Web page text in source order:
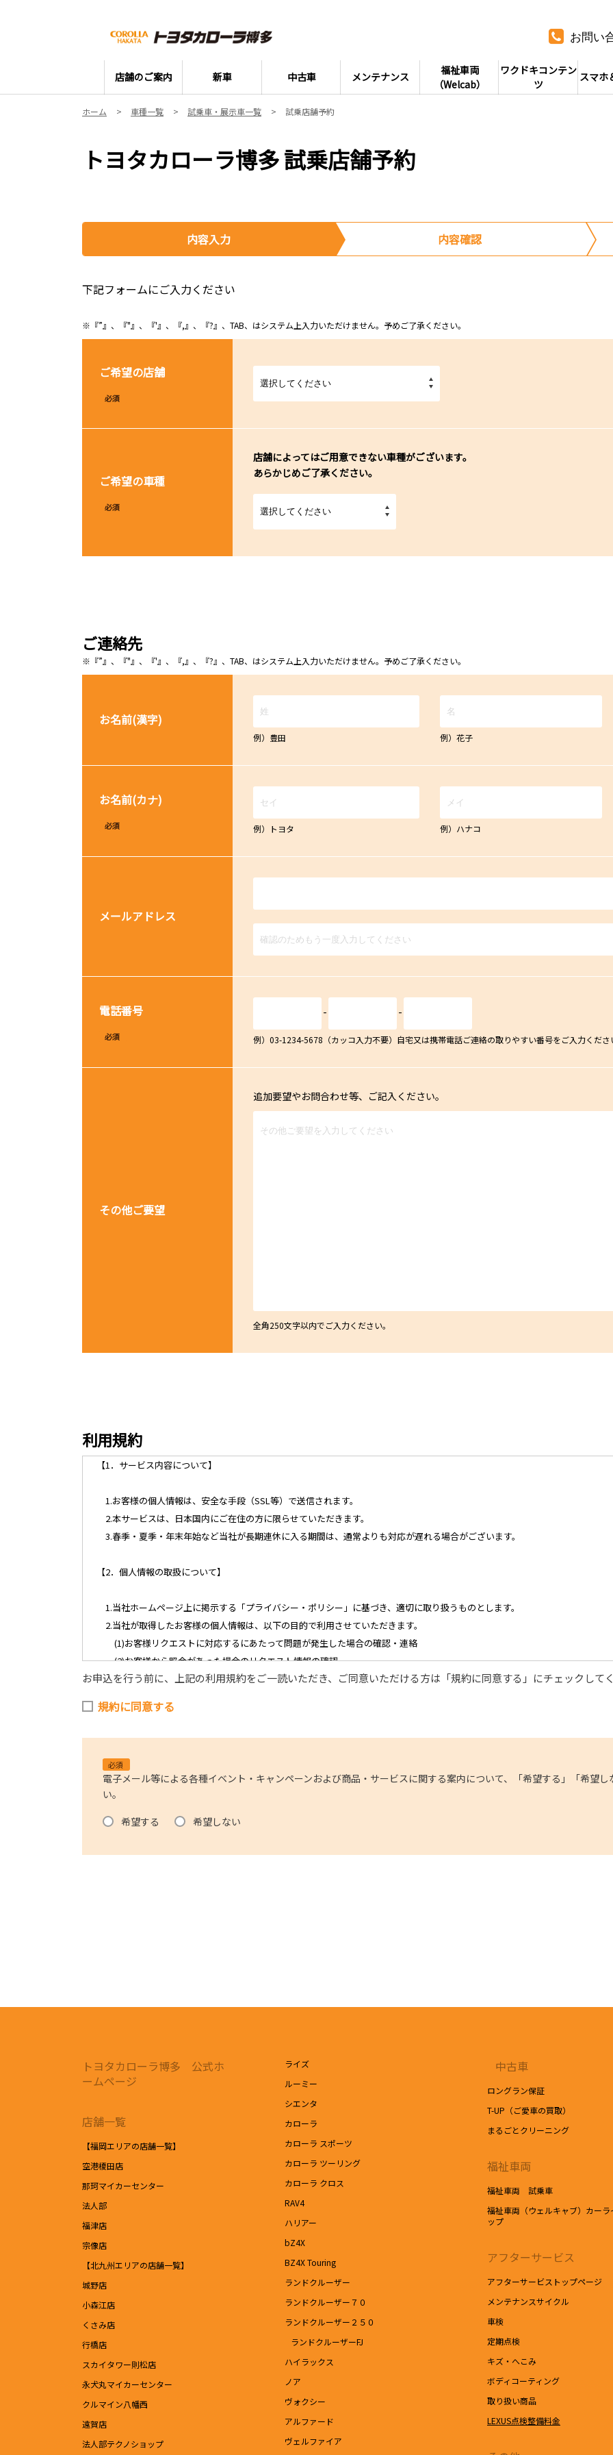
お問い
店舗のご案内 新車 中古車 メンテナンス
福祉車両
（Welcab）
ワクドキコンテン
ツ
スマホ
ホーム 車種一覧 試乗車・展示車一覧 試乗店舗予約
トヨタカローラ博多 試乗店舗予約
内容入力 内容確認
下記フォームにご入力ください
※『”』、『"』、『'』、『,』、『?』、TAB、はシステム上入力いただけません。予めご了承ください。
ご希望の店舗
必須
ご希望の車種
必須
店舗によってはご用意できない車種がございます。
あらかじめご了承ください。
ご連絡先
※『”』、『"』、『'』、『,』、『?』、TAB、はシステム上入力いただけません。予めご了承ください。
お名前(漢字)
例）豊田 例）花子
お名前(カナ)
必須 例）トヨタ 例）ハナコ
メールアドレス
電話番号
必須
- -
例）03-1234-5678（カッコ入力不要）自宅又は携帯電話ご連絡の取りやすい番号をご入力くださ
その他ご要望
追加要望やお問合わせ等、ご記入ください。
全角250文字以内でご入力ください。
利用規約
【1．サービス内容について】
1.お客様の個人情報は、安全な手段（SSL等）で送信されます。
2.本サービスは、日本国内にご在住の方に限らせていただきます。
3.春季・夏季・年末年始など当社が長期連休に入る期間は、通常よりも対応が遅れる場合がございます。
【2．個人情報の取扱について】
1.当社ホームページ上に掲示する「プライバシー・ポリシー」に基づき、適切に取り扱うものとします。
2.当社が取得したお客様の個人情報は、以下の目的で利用させていただきます。
(1)お客様リクエストに対応するにあたって問題が発生した場合の確認・連絡
(2)お客様から照会があった場合のリクエスト情報の確認
(3)お客様に不利益を与えないために行う、お客様に対する迅速なご連絡（電子メール、電話、郵送によるご連絡）
(5)商品の企画・開発あるいはお客様満足向上策などの検討のためのお客様アンケート調査の実施
1.当社の推奨するインターネット環境にてお申込みをお願いします。推奨以外の環境によって発生した情報の不備や
それに伴う連絡の不徹底については責任を負いかねますので、あらかじめご了承ください。
なお、不具合の生じたデータについてはお客様にお断り無く削除させていただく場合がございます。
※推奨環境についてはTOYOTAメーカーサイト「ご利用にあたって」を参照ください。
お申込を行う前に、上記の利用規約をご一読いただき、ご同意いただける方は「規約に同意する」にチェックして
規約に同意する
必須
電子メール等による各種イベント・キャンペーンおよび商品・サービスに関する案内について、「希望する」「希望
い。
希望する
希望しない
トヨタカローラ博多 公式ホ
ームページ
店舗一覧
【福岡エリアの店舗一覧】
空港榎田店
那珂マイカーセンター
法人部
福津店
宗像店
【北九州エリアの店舗一覧】
城野店
小森江店
くさみ店
行橋店
スカイタワー則松店
永犬丸マイカーセンター
クルマイン八幡西
遠賀店
法人部テクノショップ
ライズ
ルーミー
シエンタ
カローラ
カローラ スポーツ
カローラ ツーリング
カローラ クロス
RAV4
ハリアー
bZ4X
BZ4X Touring
ランドクルーザー
ランドクルーザー７０
ランドクルーザー２５０
ランドクルーザーFJ
ハイラックス
ノア
ヴォクシー
アルファード
ヴェルファイア
中古車
ロングラン保証
T-UP（ご愛車の買取）
まるごとクリーニング
福祉車両
福祉車両 試乗車
福祉車両（ウェルキャブ）カーラ
ップ
アフターサービス
アフターサービストップページ
メンテナンスサイクル
車検
定期点検
キズ・へこみ
ボディコーティング
取り扱い商品
LEXUS点検整備料金